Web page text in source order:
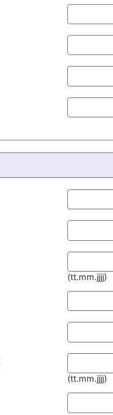
(tt.mm.jjjj)
(tt.mm.jjjj)